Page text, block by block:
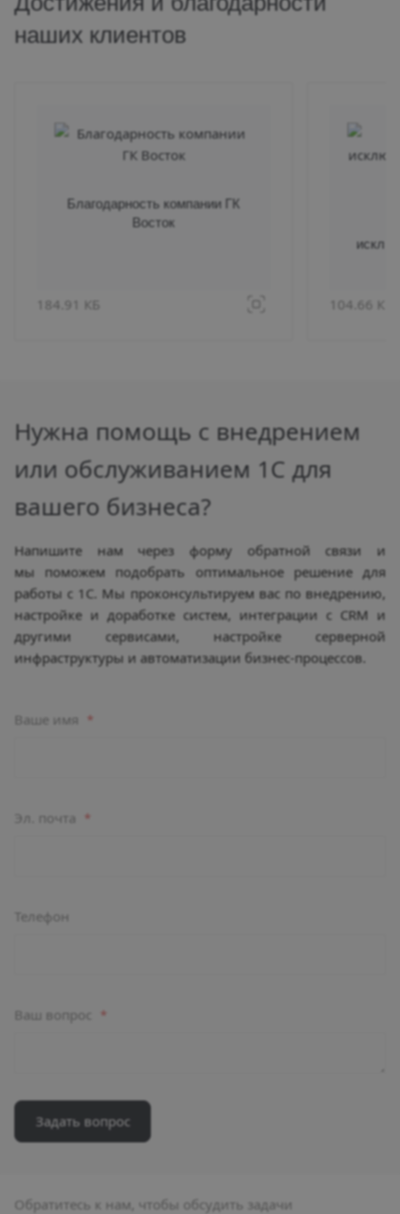
наших клиентов
Благодарность компании ГК
Восток
184.91 КБ 104.66 КБ
Нужна помощь с внедрением
или обслуживанием 1С для
вашего бизнеса?
Напишите нам через форму обратной связи и
мы поможем подобрать оптимальное решение для
работы с 1С. Мы проконсультируем вас по внедрению,
настройке и доработке систем, интеграции с CRM и
другими сервисами, настройке серверной
инфраструктуры и автоматизации бизнес-процессов.
Ваше имя *
Эл. почта *
Телефон
Ваш вопрос *
Обратитесь к нам, чтобы обсудить задачи